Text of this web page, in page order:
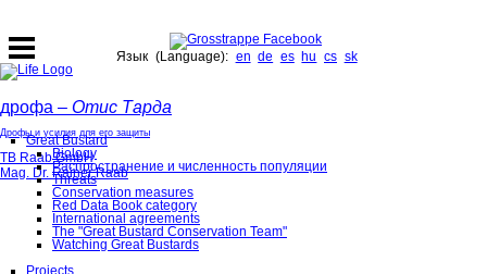
Язык (Language): en de es hu cs sk
дрофа – Отис Тарда
Дрофы и усилия для его защиты
TB Raab GmbH
Mag. Dr. Rainer Raab
Great Bustard
Biology
Распространение и численность популяции
Threats
Conservation measures
Red Data Book category
International agreements
The "Great Bustard Conservation Team"
Watching Great Bustards
Projects